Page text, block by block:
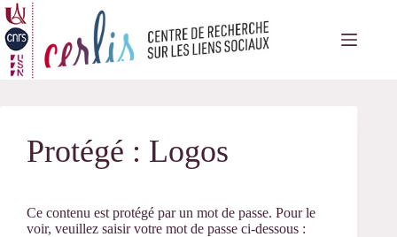
Passer
au
contenu
Protégé : Logos
Ce contenu est protégé par un mot de passe. Pour le
voir, veuillez saisir votre mot de passe ci-dessous :